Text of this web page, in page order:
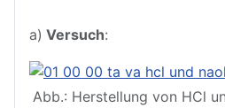
a) Versuch:
Abb.: Herstellung von HCl